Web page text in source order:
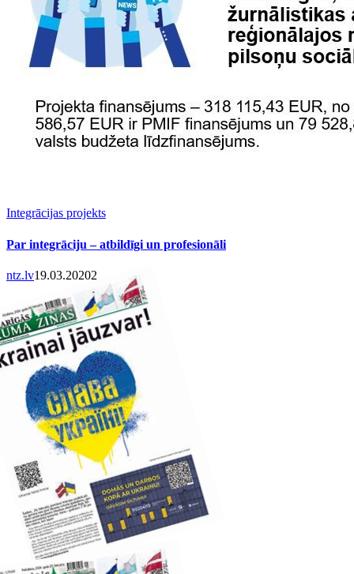
Integrācijas projekts
Par integrāciju – atbildīgi un profesionāli
ntz.lv19.03.20202